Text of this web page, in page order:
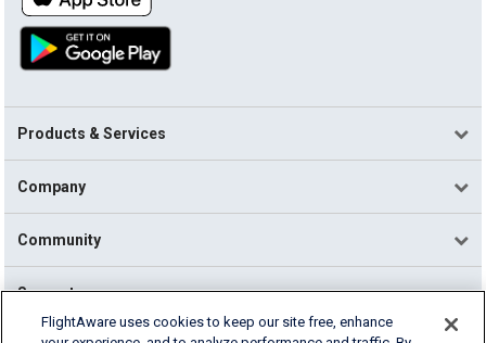
Products & Services
Company
Community
Support
FlightAware uses cookies to keep our site free, enhance